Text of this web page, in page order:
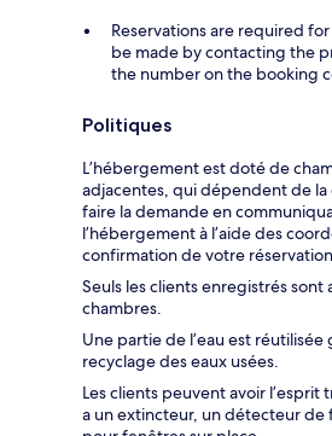
Reservations are required
be made by contacting the
the number on the booking
Politiques
L’hébergement est doté de
adjacentes, qui dépendent de
faire la demande en
l’hébergement à l’aide des
confirmation de votre
Seuls les clients enregistrés sont
chambres.
Une partie de l’eau est
recyclage des eaux usées.
Les clients peuvent avoir l’esprit
a un extincteur, un détecteur